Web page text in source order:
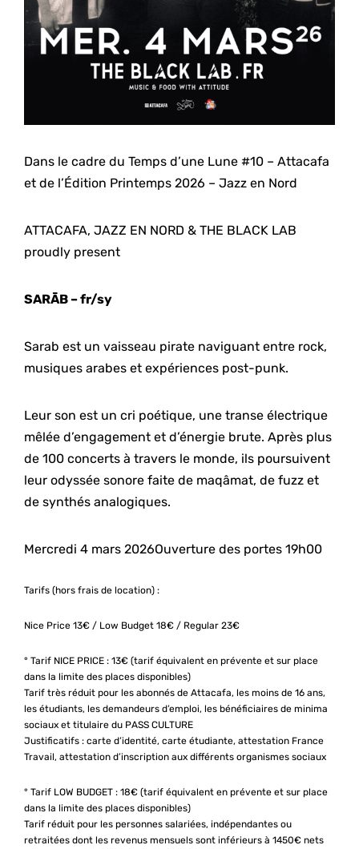
Dans le cadre du Temps d’une Lune #10 – Attacafa
et de l’Édition Printemps 2026 – Jazz en Nord
ATTACAFA, JAZZ EN NORD & THE BLACK LAB
proudly present
SARĀB – fr/sy
Sarab est un vaisseau pirate naviguant entre rock,
musiques arabes et expériences post-punk.
Leur son est un cri poétique, une transe électrique
mêlée d’engagement et d’énergie brute. Après plus
de 100 concerts à travers le monde, ils poursuivent
leur odyssée sonore faite de maqâmat, de fuzz et
de synthés analogiques.
Mercredi 4 mars 2026Ouverture des portes 19h00
Tarifs (hors frais de location) :
Nice Price 13€ / Low Budget 18€ / Regular 23€
° Tarif NICE PRICE : 13€ (tarif équivalent en prévente et sur place
dans la limite des places disponibles)
Tarif très réduit pour les abonnés de Attacafa, les moins de 16 ans,
les étudiants, les demandeurs d’emploi, les bénéficiaires de minima
sociaux et titulaire du PASS CULTURE
Justificatifs : carte d’identité, carte étudiante, attestation France
Travail, attestation d’inscription aux différents organismes sociaux
° Tarif LOW BUDGET : 18€ (tarif équivalent en prévente et sur place
dans la limite des places disponibles)
Tarif réduit pour les personnes salariées, indépendantes ou
retraitées dont les revenus mensuels sont inférieurs à 1450€ nets